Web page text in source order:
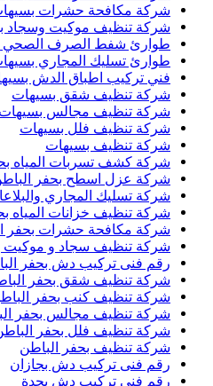
شركة مكافحة حشرات
شركة تنظيف موكيت وسجاد
طوارئ شفط الصرف الصحي
طوارئ تسليك المجاري
فني تركيب اطباق الدش
شركة تنظيف شقق بسيهات
شركة تنظيف مجالس بسيهات
شركة تنظيف فلل بسيهات
شركة تنظيف بسيهات
شركة كشف تسربات المياه
شركة عزل اسطح بحفر
شركة تسليك المجاري
شركة تنظيف خزانات المياه
شركة مكافحة حشرات بحفر
شركة تنظيف سجاد و موكيت
رقم فنى تركيب دش بحفر
شركة تنظيف شقق بحفر
شركة تنظيف كنب بحفر
شركة تنظيف مجالس بحفر
شركة تنظيف فلل بحفر
شركة تنظيف بحفر الباطن
رقم فنى تركيب دش بجازان
رقم فني تركيب دش بجدة